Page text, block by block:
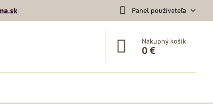
Panel používateľa
Nákupný košík
0 €